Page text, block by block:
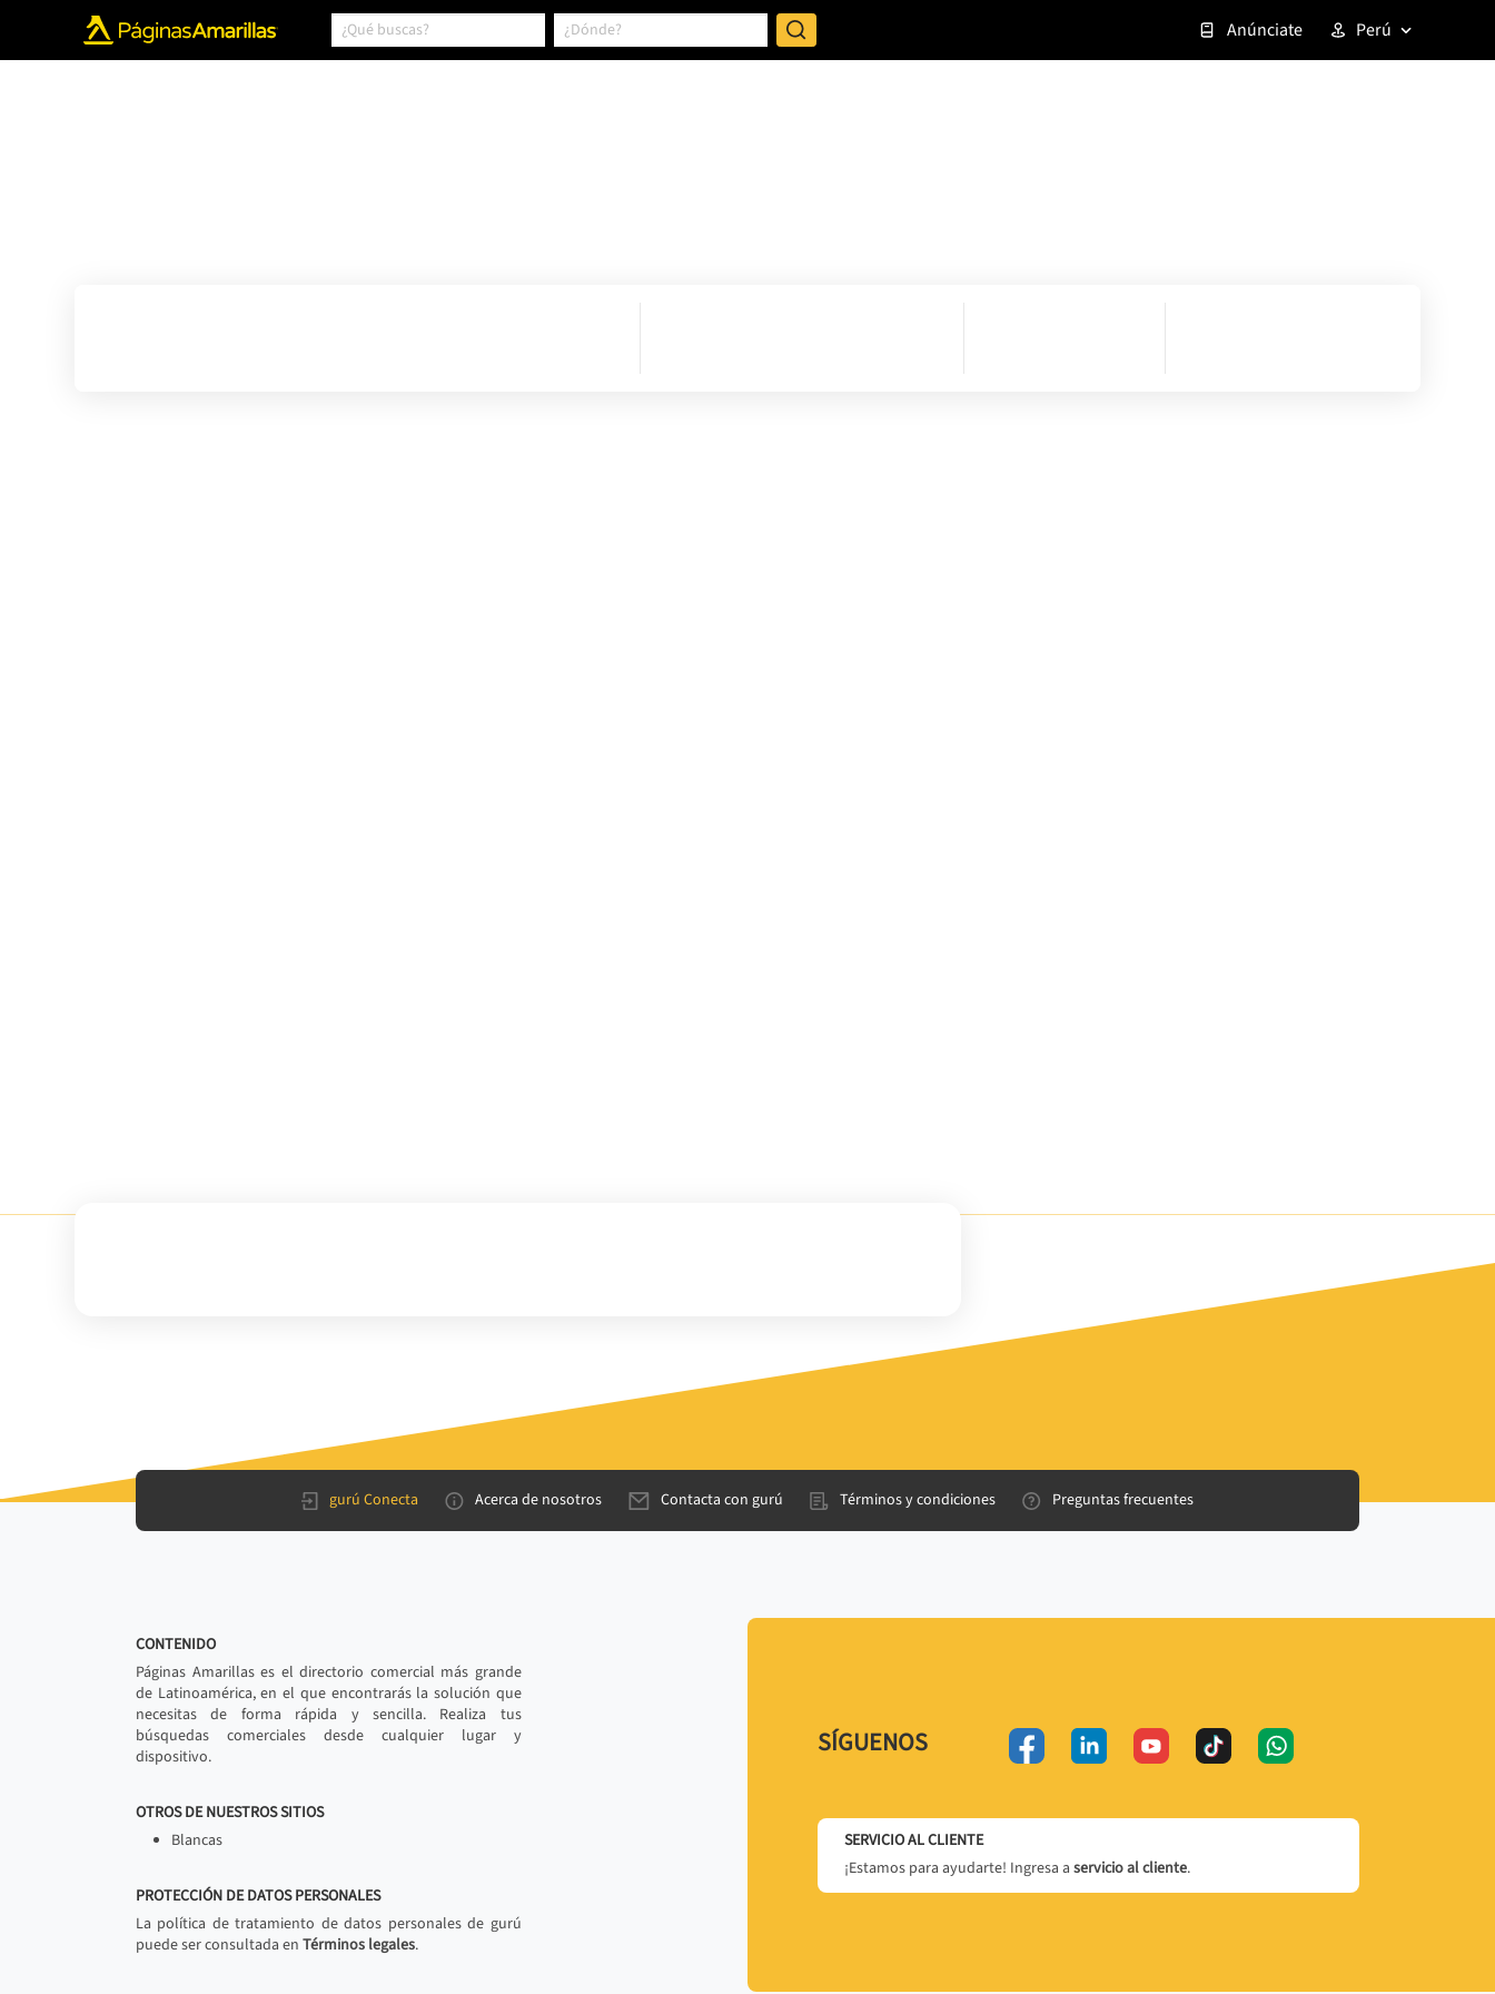
Anúnciate Perú
gurú Conecta Acerca de nosotros Contacta con gurú Términos y condiciones Preguntas frecuentes
CONTENIDO
Páginas Amarillas es el directorio comercial más grande
de Latinoamérica, en el que encontrarás la solución que
necesitas de forma rápida y sencilla. Realiza tus
búsquedas comerciales desde cualquier lugar y
dispositivo.
OTROS DE NUESTROS SITIOS
Blancas
PROTECCIÓN DE DATOS PERSONALES
La política de tratamiento de datos personales de gurú
puede ser consultada en Términos legales.
SÍGUENOS
SERVICIO AL CLIENTE
¡Estamos para ayudarte! Ingresa a servicio al cliente.